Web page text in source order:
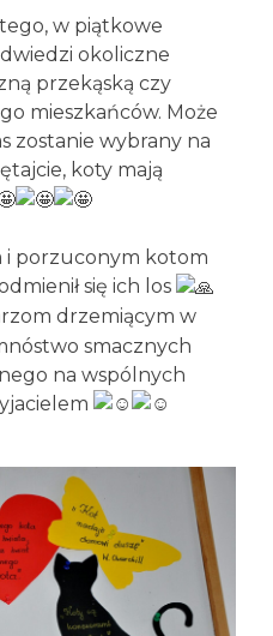
w piątkowe
okoliczne
przekąską czy
mieszkańców. Może
zostanie wybrany na
koty mają
i porzuconym kotom
się ich los
drzemiącym w
smacznych
na wspólnych